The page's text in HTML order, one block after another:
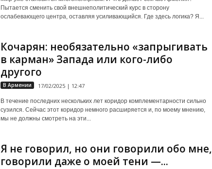
Пытается сменить свой внешнеполитический курс в сторону
ослабевающего центра, оставляя усиливающийся. Где здесь логика? Я...
Кочарян: необязательно «запрыгивать
в карман» Запада или кого-либо
другого
В Армении 17/02/2025 | 12:47
В течение последних нескольких лет коридор комплементарности сильно
сузился. Сейчас этот коридор немного расширяется и, по моему мнению,
мы не должны смотреть на эти...
Я не говорил, но они говорили обо мне,
говорили даже о моей тени —...